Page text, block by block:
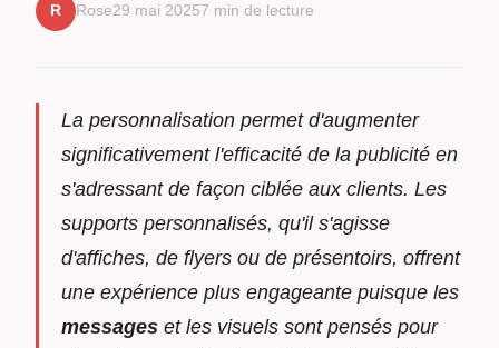
R Rose29 mai 20257 min de lecture
La personnalisation permet d'augmenter
significativement l'efficacité de la publicité en
s'adressant de façon ciblée aux clients. Les
supports personnalisés, qu'il s'agisse
d'affiches, de flyers ou de présentoirs, offrent
une expérience plus engageante puisque les
messages et les visuels sont pensés pour